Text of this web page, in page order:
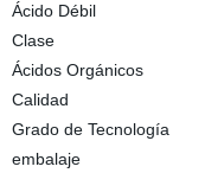
Ácido Débil
Clase
Ácidos Orgánicos
Calidad
Grado de Tecnología
embalaje